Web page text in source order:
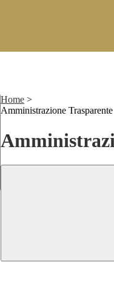
Home >
Amministrazione Trasparente